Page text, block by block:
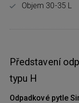
Objem 30-35 L
Představení
typu H
Odpadkové pytle